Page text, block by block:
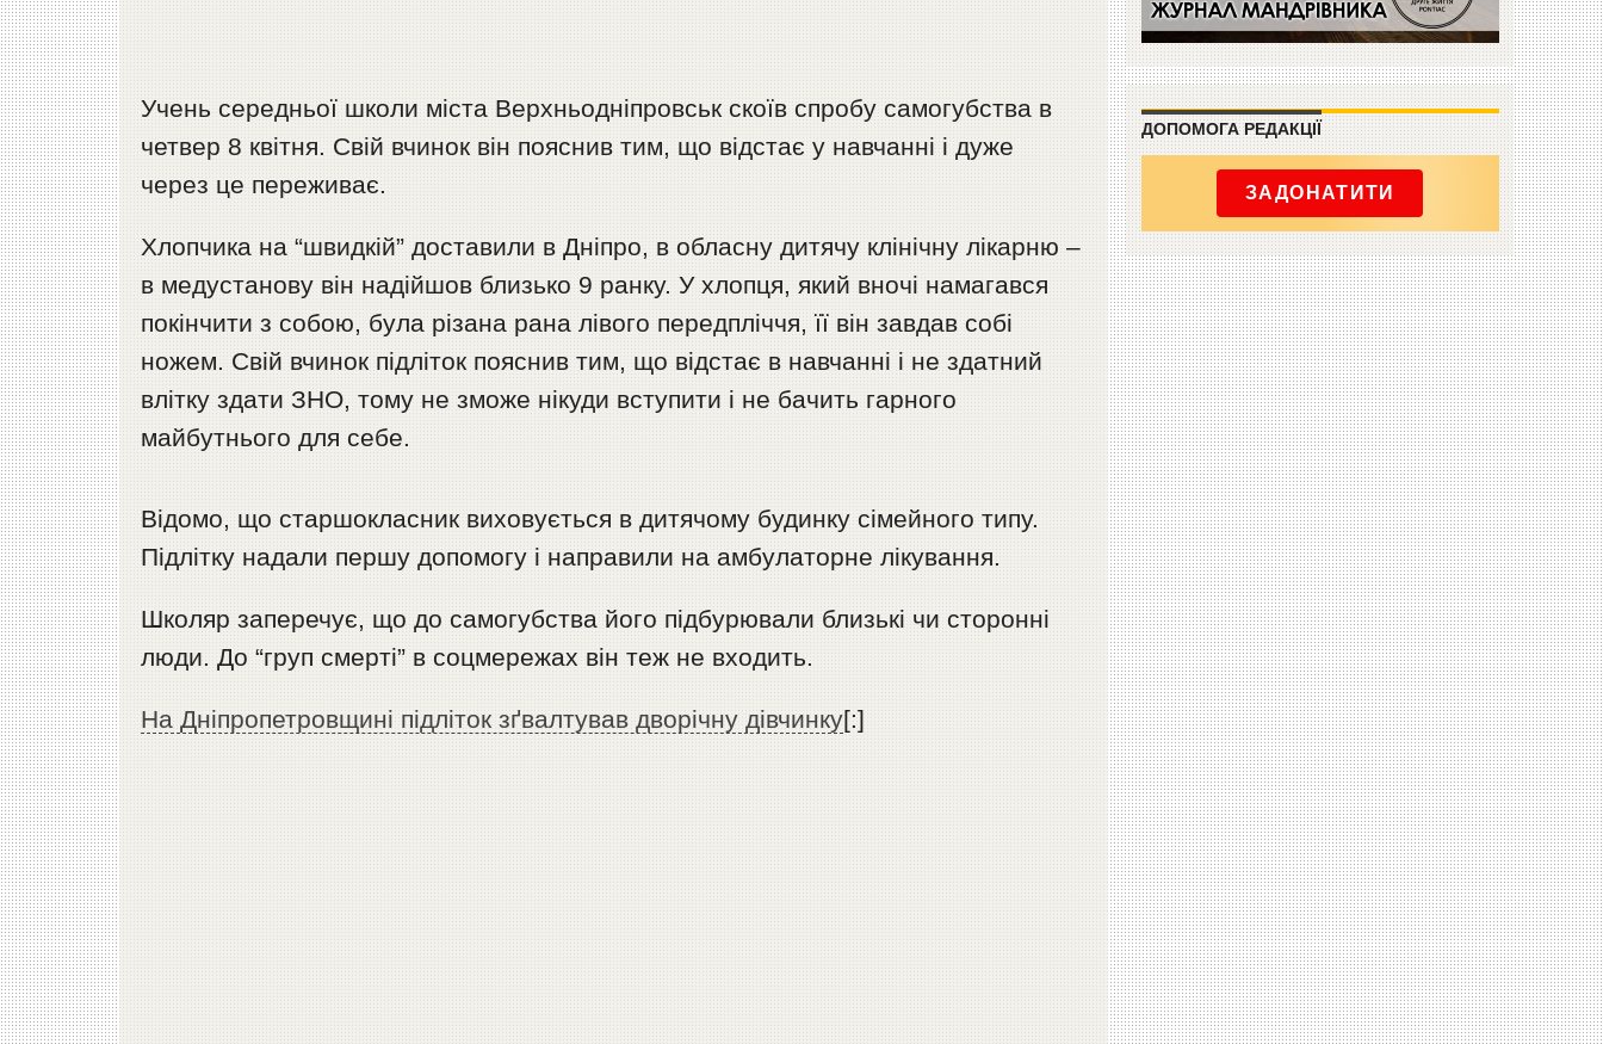
Учень середньої школи міста Верхньодніпровськ скоїв спробу самогубства в
четвер 8 квітня. Свій вчинок він пояснив тим, що відстає у навчанні і дуже
через це переживає.
Хлопчика на “швидкій” доставили в Дніпро, в обласну дитячу клінічну лікарню –
в медустанову він надійшов близько 9 ранку. У хлопця, який вночі намагався
покінчити з собою, була різана рана лівого передпліччя, її він завдав собі
ножем. Свій вчинок підліток пояснив тим, що відстає в навчанні і не здатний
влітку здати ЗНО, тому не зможе нікуди вступити і не бачить гарного
майбутнього для себе.
Відомо, що старшокласник виховується в дитячому будинку сімейного типу.
Підлітку надали першу допомогу і направили на амбулаторне лікування.
Школяр заперечує, що до самогубства його підбурювали близькі чи сторонні
люди. До “груп смерті” в соцмережах він теж не входить.
На Дніпропетровщині підліток зґвалтував дворічну дівчинку[:]
ДОПОМОГА РЕДАКЦІЇ
ЗАДОНАТИТИ